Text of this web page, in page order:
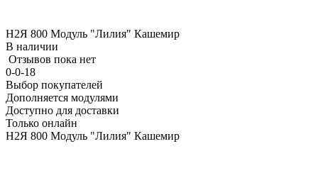
Н2Я 800 Модуль "Лилия" Кашемир
В наличии
Отзывов пока нет
0-0-18
Выбор покупателей
Дополняется модулями
Доступно для доставки
Только онлайн
Н2Я 800 Модуль "Лилия" Кашемир